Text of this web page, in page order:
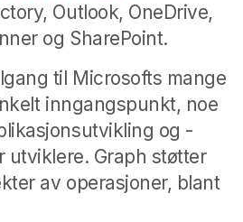
Outlook, OneDrive,
og SharePoint.
til Microsofts mange
inngangspunkt, noe
og -
utviklere. Graph støtter
av operasjoner, blant